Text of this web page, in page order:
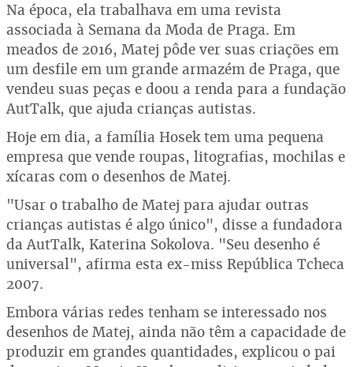
Na época, ela trabalhava em uma revista
associada à Semana da Moda de Praga. Em
meados de 2016, Matej pôde ver suas criações em
um desfile em um grande armazém de Praga, que
vendeu suas peças e doou a renda para a fundação
AutTalk, que ajuda crianças autistas.
Hoje em dia, a família Hosek tem uma pequena
empresa que vende roupas, litografias, mochilas e
xícaras com o desenhos de Matej.
"Usar o trabalho de Matej para ajudar outras
crianças autistas é algo único", disse a fundadora
da AutTalk, Katerina Sokolova. "Seu desenho é
universal", afirma esta ex-miss República Tcheca
2007.
Embora várias redes tenham se interessado nos
desenhos de Matej, ainda não têm a capacidade de
produzir em grandes quantidades, explicou o pai